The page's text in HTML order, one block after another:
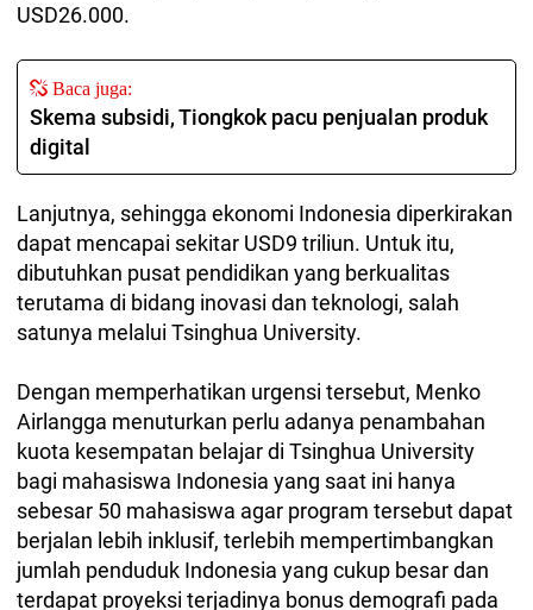
USD26.000.
Baca juga:
Skema subsidi, Tiongkok pacu penjualan produk
digital
Lanjutnya, sehingga ekonomi Indonesia diperkirakan
dapat mencapai sekitar USD9 triliun. Untuk itu,
dibutuhkan pusat pendidikan yang berkualitas
terutama di bidang inovasi dan teknologi, salah
satunya melalui Tsinghua University.
Dengan memperhatikan urgensi tersebut, Menko
Airlangga menuturkan perlu adanya penambahan
kuota kesempatan belajar di Tsinghua University
bagi mahasiswa Indonesia yang saat ini hanya
sebesar 50 mahasiswa agar program tersebut dapat
berjalan lebih inklusif, terlebih mempertimbangkan
jumlah penduduk Indonesia yang cukup besar dan
terdapat proyeksi terjadinya bonus demografi pada